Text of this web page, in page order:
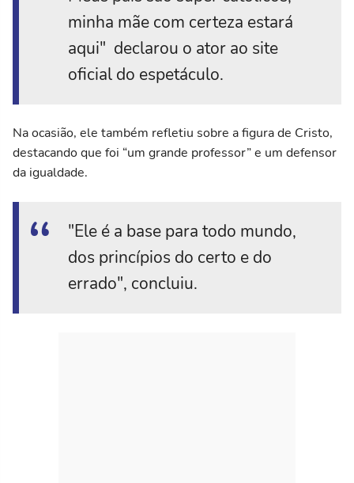
minha mãe com certeza estará
aqui" declarou o ator ao site
oficial do espetáculo.
Na ocasião, ele também refletiu sobre a figura de Cristo,
destacando que foi “um grande professor” e um defensor
da igualdade.
"Ele é a base para todo mundo,
dos princípios do certo e do
errado", concluiu.